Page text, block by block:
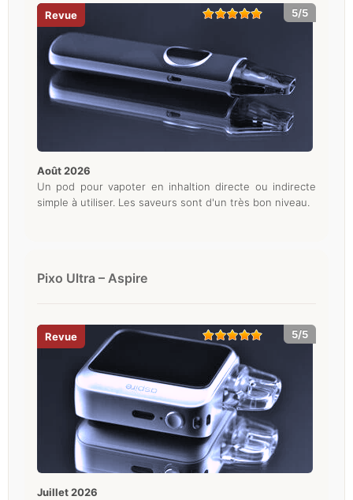
5/5
août 2026
Un pod pour vapoter en inhaltion directe ou indirecte
simple à utiliser. Les saveurs sont d'un très bon niveau.
Pixo Ultra – Aspire
5/5
juillet 2026